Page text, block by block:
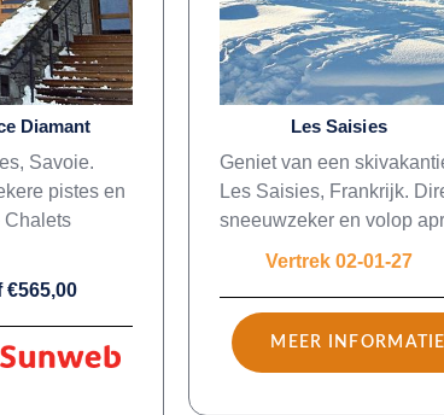
Diamant
Savoie.
pistes en
Chalets
€565,00
Les Saisies
Geniet van een
Les Saisies, Frankrijk.
sneeuwzeker en volop
Vertrek 02-01-27
MEER INFORMATIE